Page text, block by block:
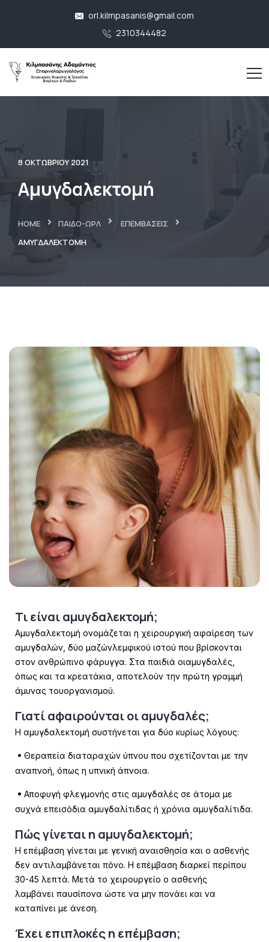
orl.kilmpasanis@gmail.com
2310344482
8 ΟΚΤΩΒΡΊΟΥ 2021
Αμυγδαλεκτομή
HOME ΠΑΙΔΟ-ΩΡΛ
ΕΠΕΜΒΆΣΕΙΣ
ΑΜΥΓΔΑΛΕΚΤΟΜΉ
Τι είναι αμυγδαλεκτομή;
Αμυγδαλεκτομή ονομάζεται η χειρουργική αφαίρεση των
αμυγδαλών, δύο μαζώνλεμφικού ιστού που βρίσκονται
στον ανθρώπινο φάρυγγα. Στα παιδιά οιαμυγδαλές,
όπως και τα κρεατάκια, αποτελούν την πρώτη γραμμή
άμυνας τουοργανισμού.
Γιατί αφαιρούνται οι αμυγδαλές;
Η αμυγδαλεκτομή συστήνεται για δύο κυρίως λόγους:
• Θεραπεία διαταραχών ύπνου που σχετίζονται με την
αναπνοή, όπως η υπνική άπνοια.
• Αποφυγή φλεγμονής στις αμυγδαλές σε άτομα με
συχνά επεισόδια αμυγδαλίτιδας ή χρόνια αμυγδαλίτιδα.
Πώς γίνεται η αμυγδαλεκτομή;
Η επέμβαση γίνεται με γενική αναισθησία και ο ασθενής
δεν αντιλαμβάνεται πόνο. Η επέμβαση διαρκεί περίπου
30-45 λεπτά. Μετά το χειρουργείο ο ασθενής
λαμβάνει παυσίπονα ώστε να μην πονάει και να
καταπίνει με άνεση.
Έχει επιπλοκές η επέμβαση;